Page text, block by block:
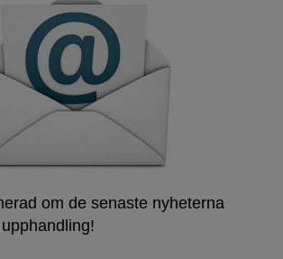
om de senaste nyheterna